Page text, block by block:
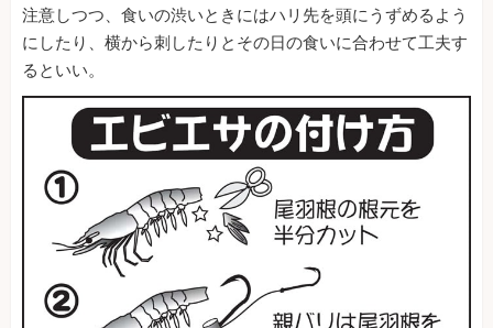
注意しつつ、食いの渋いときにはハリ先を頭にうずめるよう
にしたり、横から刺したりとその日の食いに合わせて工夫す
るといい。